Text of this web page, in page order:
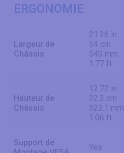
ERGONOMIE
Largeur de
Châssis
21.26 in
54 cm
540 mm
1.77 ft
Hauteur de
Châssis
12.72 in
32.3 cm
323.1 mm
1.06 ft
Support de
Yes